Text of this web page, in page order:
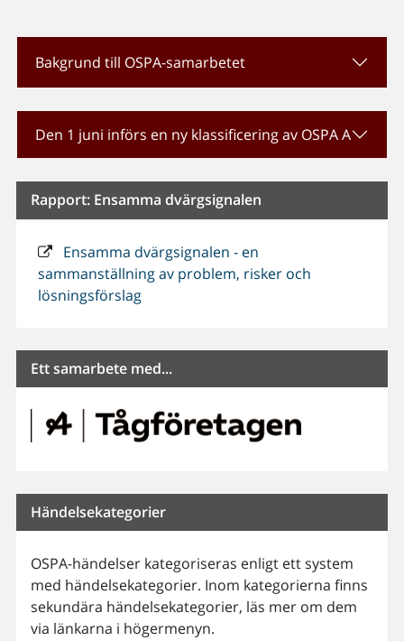
Bakgrund till OSPA-samarbetet
Den 1 juni införs en ny klassificering av OSPA A
Rapport: Ensamma dvärgsignalen
Ensamma dvärgsignalen - en
sammanställning av problem, risker och
lösningsförslag
Ett samarbete med...
Händelsekategorier
OSPA-händelser kategoriseras enligt ett system
med händelsekategorier. Inom kategorierna finns
sekundära händelsekategorier, läs mer om dem
via länkarna i högermenyn.